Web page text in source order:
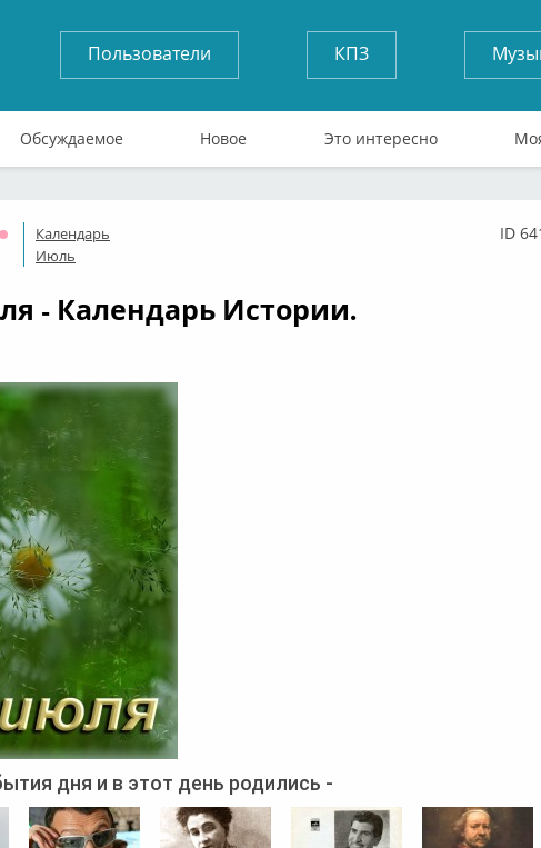
Пользователи КПЗ
Обсуждаемое Новое Это интересно
Оффлайн
Календарь
Июль
ID
- Календарь Истории.
дня и в этот день родились -